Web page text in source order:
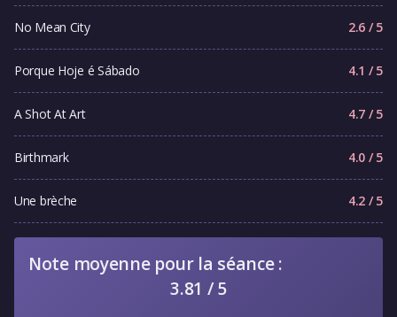
No Mean City 2.6 / 5
Porque Hoje é Sábado 4.1 / 5
A Shot At Art 4.7 / 5
Birthmark 4.0 / 5
Une brèche 4.2 / 5
Note moyenne pour la séance :
3.81 / 5